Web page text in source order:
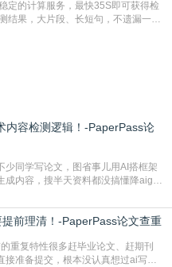
确率高，市场反映良好。
定的计算服务，最快35S即可获得检
结果，大片段、长短句，不遗漏一处
内容检测逻辑！-PaperPass论
同学写论文，图省事儿用AI搭框架
内容，搜半天资料都没搞懂降aigc
降aigc检测是啥，对相关要求摸不
术领域普及诞生的新需求，核心是为
前理清！-PaperPass论文查重
重复特性很多赶毕业论文、赶期刊
准备提交，根本没认真想过ai写论